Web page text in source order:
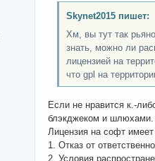
Skynet2015 пишет:
Хм, вы тут так
знать, можно ли
лицензией на
что gpl на
Если не нравится к.-
блэкджеком и шлюхами.
Лицензия на софт
1. Отказ от
2. Условия